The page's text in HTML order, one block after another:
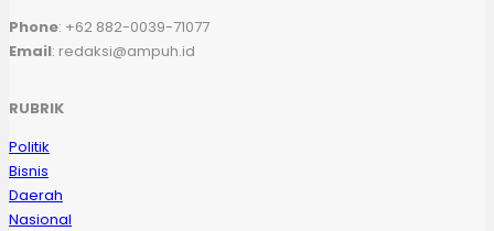
Phone: +62 882-0039-71077
Email: redaksi@ampuh.id
RUBRIK
Politik
Bisnis
Daerah
Nasional